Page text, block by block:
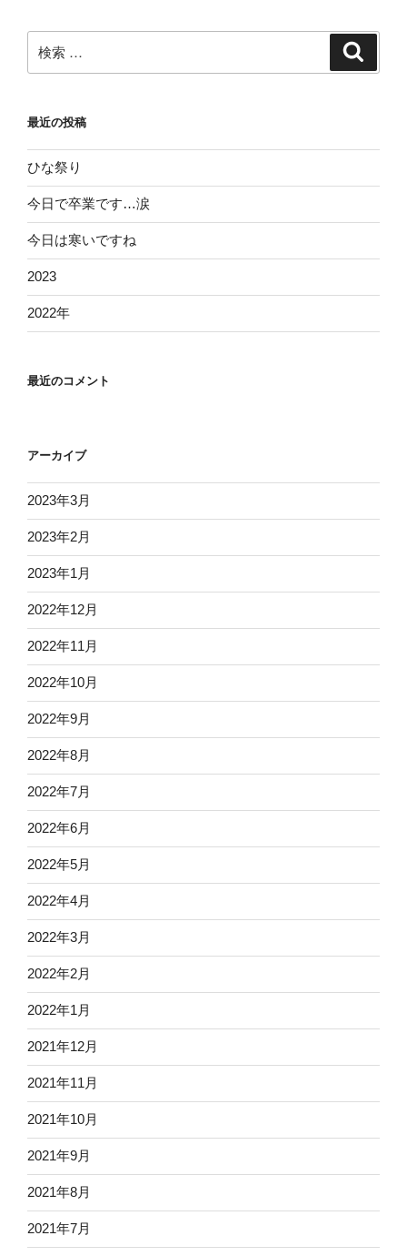
索:
最近の投稿
ひな祭り
今日で卒業です…涙
今日は寒いですね
2023
2022年
最近のコメント
アーカイブ
2023年3月
2023年2月
2023年1月
2022年12月
2022年11月
2022年10月
2022年9月
2022年8月
2022年7月
2022年6月
2022年5月
2022年4月
2022年3月
2022年2月
2022年1月
2021年12月
2021年11月
2021年10月
2021年9月
2021年8月
2021年7月